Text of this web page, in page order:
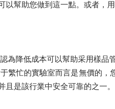
以幫助您做到這一點。或者，
為降低成本可以幫助采用樣品
繁忙的實驗室而言是無價的
且是該行業中安全可靠的之一。